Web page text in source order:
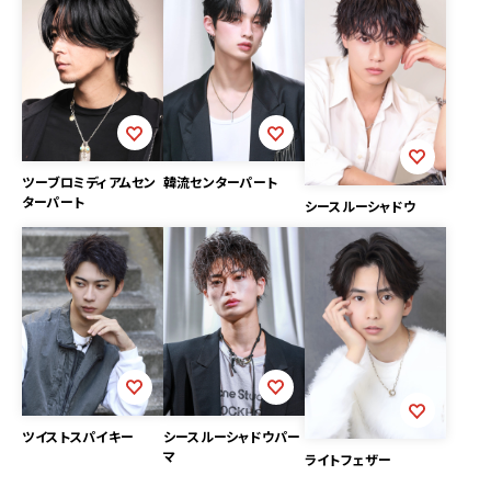
ツーブロミディアムセン
ターパート
韓流センターパート
シースルーシャドウ
ツイストスパイキー
シースルーシャドウパー
マ
ライトフェザー